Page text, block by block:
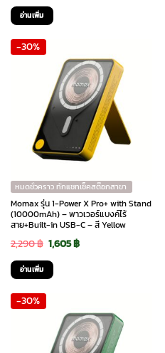
price
was:
อ่านเพิ่ม
-30%
หมดชั่วคราว ทักแชทเช็คสต๊อกสาขา
Momax รุ่น 1-Power X Pro+ with Stand
(10000mAh) – พาวเวอร์แบงค์ไร้
สาย+Built-in USB-C – สี Yellow
2,290฿ Original
price
was:
1,605฿Current
อ่านเพิ่ม
-30%